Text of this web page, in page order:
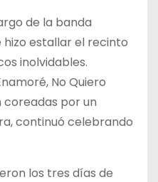
de la banda
hizo estallar el recinto
inolvidables.
No Quiero
coreadas por un
continuó celebrando
los tres días de